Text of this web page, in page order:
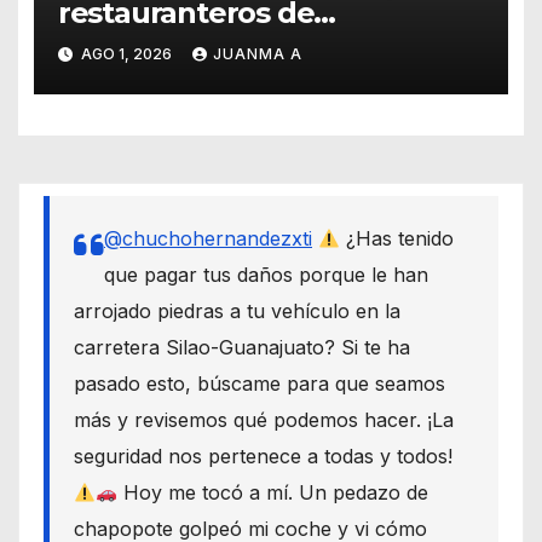
restauranteros de
Guanajuato buscan frenar
intentos de extorsión
AGO 1, 2026 JUANMA A
@chuchohernandezxti
¿Has tenido
que pagar tus daños porque le han
arrojado piedras a tu vehículo en la
carretera Silao-Guanajuato? Si te ha
pasado esto, búscame para que seamos
más y revisemos qué podemos hacer. ¡La
seguridad nos pertenece a todas y todos!
Hoy me tocó a mí. Un pedazo de
chapopote golpeó mi coche y vi cómo